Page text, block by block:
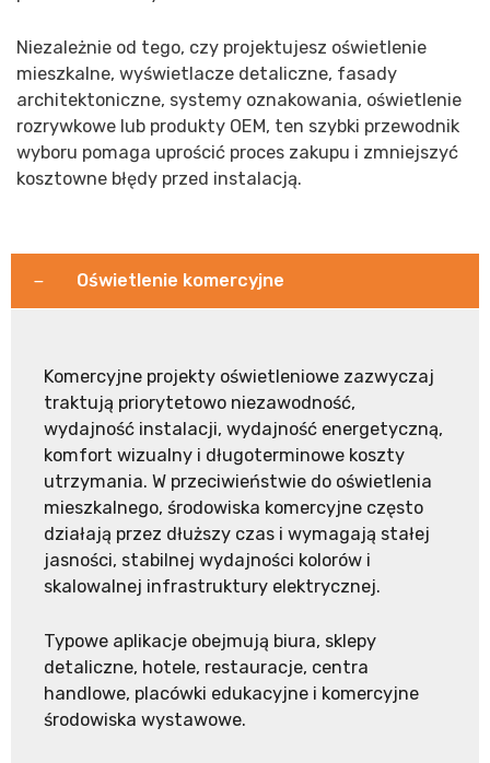
Niezależnie od tego, czy projektujesz oświetlenie
mieszkalne, wyświetlacze detaliczne, fasady
architektoniczne, systemy oznakowania, oświetlenie
rozrywkowe lub produkty OEM, ten szybki przewodnik
wyboru pomaga uprościć proces zakupu i zmniejszyć
kosztowne błędy przed instalacją.
Oświetlenie komercyjne
Komercyjne projekty oświetleniowe zazwyczaj
traktują priorytetowo niezawodność,
wydajność instalacji, wydajność energetyczną,
komfort wizualny i długoterminowe koszty
utrzymania. W przeciwieństwie do oświetlenia
mieszkalnego, środowiska komercyjne często
działają przez dłuższy czas i wymagają stałej
jasności, stabilnej wydajności kolorów i
skalowalnej infrastruktury elektrycznej.
Typowe aplikacje obejmują biura, sklepy
detaliczne, hotele, restauracje, centra
handlowe, placówki edukacyjne i komercyjne
środowiska wystawowe.